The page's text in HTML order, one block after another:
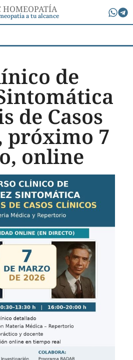
HOMEOPATÍA
a tu alcance
de
de Casos
próximo 7
online